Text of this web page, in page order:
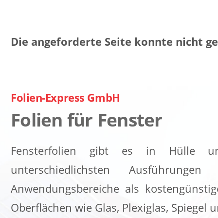
Die angeforderte Seite konnte nicht
Folien-Express GmbH
Folien für Fenster
Fensterfolien gibt es in Hülle
unterschiedlichsten
Anwendungsbereiche als
Oberflächen wie Glas, Plexiglas, Spiegel